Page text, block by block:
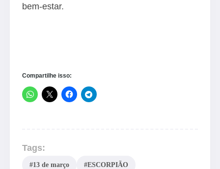
bem-estar.
Compartilhe isso:
Tags:
#13 de março #ESCORPIÃO